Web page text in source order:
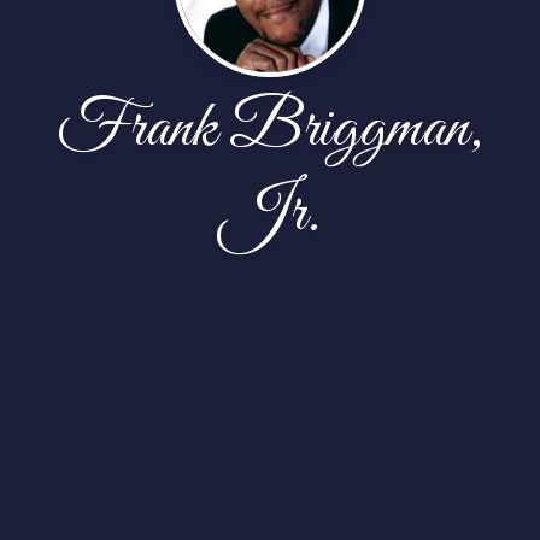
Frank Briggman,
Jr.